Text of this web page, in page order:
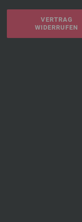
VERTRAG
WIDERRUFEN